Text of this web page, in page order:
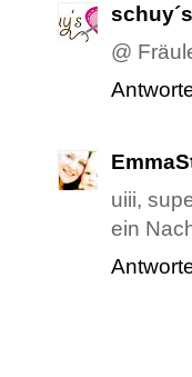
schuy´s
@
uiii,
ein